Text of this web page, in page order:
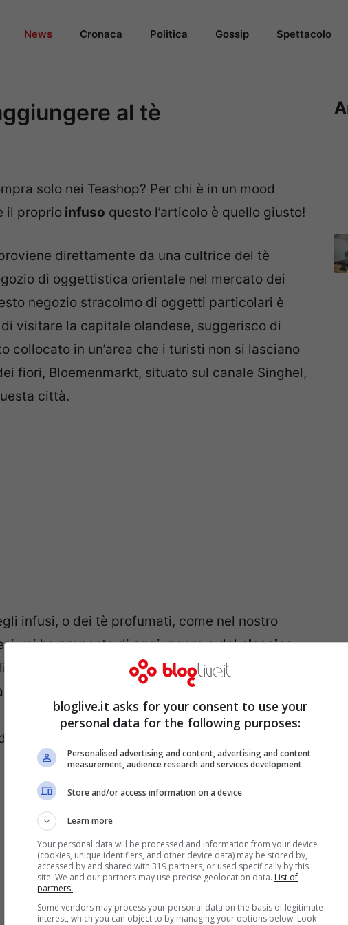
News Cronaca Politica Gossip Spettacolo
al tè
solo nei Teashop? Per chi è in un mood
il proprio infuso questo l’articolo è quello giusto!
direttamente da una cultrice del tè
di oggettistica orientale nel mercato dei
negozio stracolmo di oggetti particolari è
visitare la capitale olandese, suggerisco di
collocato in un’area che i turisti non si lasciano
fiori, Bloemenmarkt, situato sul canale Singhel,
città.
infusi, o dei tè profumati, come nel nostro
mi ha proposto di aggiungere a delclassico
boccioli di rosa essiccatiche mi ha regalato
possibilità di acquistarli nei negozi
da voi i boccioli di rosa del vostro
tè nel processo di preparazione del vostro
bloglive.it asks for your consent to use your
personal data for the following purposes:
Personalised advertising and content, advertising and content
measurement, audience research and services development
Store and/or access information on a device
Learn more
Your personal data will be processed and information from your device
(cookies, unique identifiers, and other device data) may be stored by,
accessed by and shared with 319 partners, or used specifically by this
site. We and our partners may use precise geolocation data. List of
partners.
Some vendors may process your personal data on the basis of legitimate
interest, which you can object to by managing your options below. Look